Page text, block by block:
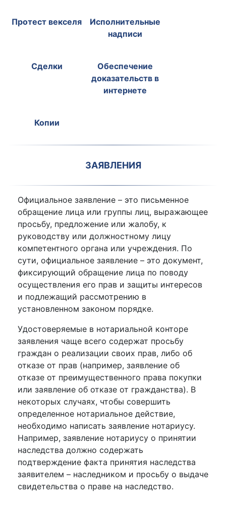
Протест векселя
Исполнительные
надписи
Сделки
Обеспечение
доказательств в
интернете
Копии
ЗАЯВЛЕНИЯ
Официальное заявление – это письменное
обращение лица или группы лиц, выражающее
просьбу, предложение или жалобу, к
руководству или должностному лицу
компетентного органа или учреждения. По
сути, официальное заявление – это документ,
фиксирующий обращение лица по поводу
осуществления его прав и защиты интересов
и подлежащий рассмотрению в
установленном законом порядке.
Удостоверяемые в нотариальной конторе
заявления чаще всего содержат просьбу
граждан о реализации своих прав, либо об
отказе от прав (например, заявление об
отказе от преимущественного права покупки
или заявление об отказе от гражданства). В
некоторых случаях, чтобы совершить
определенное нотариальное действие,
необходимо написать заявление нотариусу.
Например, заявление нотариусу о принятии
наследства должно содержать
подтверждение факта принятия наследства
заявителем – наследником и просьбу о выдаче
свидетельства о праве на наследство.